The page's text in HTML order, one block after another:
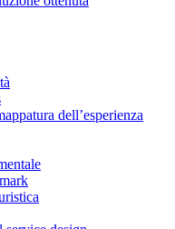
dell’esperienza